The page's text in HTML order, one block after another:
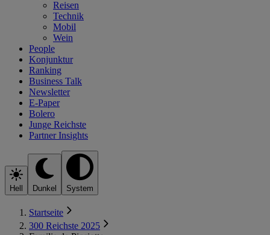
Reisen
Technik
Mobil
Wein
People
Konjunktur
Ranking
Business Talk
Newsletter
E-Paper
Bolero
Junge Reichste
Partner Insights
Hell Dunkel System
Startseite
300 Reichste 2025